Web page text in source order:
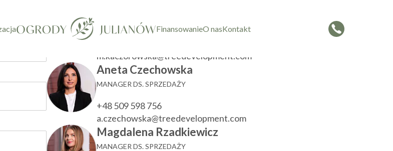
FinansowanieO nasKontakt
KIEROWNIK DZIAŁU SPRZEDAŻY
m.kaczorowska@treedevelopment.com
Aneta Czechowska
MANAGER DS. SPRZEDAŻY
+48 509 598 756
a.czechowska@treedevelopment.com
Magdalena Rzadkiewicz
MANAGER DS. SPRZEDAŻY